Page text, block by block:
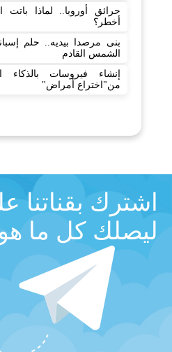
حرائق أوروبا.. لماذا باتت
أخطر؟
بنى مرصدا بيديه.. حلم
الشمس القادم
إنشاء فيروسات
من"اختراع أمراض"
اشترك بقناتنا
ليصلك كل ما